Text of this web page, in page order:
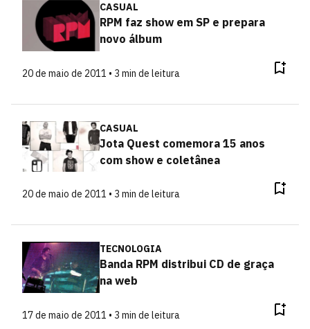
CASUAL
RPM faz show em SP e prepara
novo álbum
20 de maio de 2011 • 3 min de leitura
CASUAL
Jota Quest comemora 15 anos
com show e coletânea
20 de maio de 2011 • 3 min de leitura
TECNOLOGIA
Banda RPM distribui CD de graça
na web
17 de maio de 2011 • 3 min de leitura